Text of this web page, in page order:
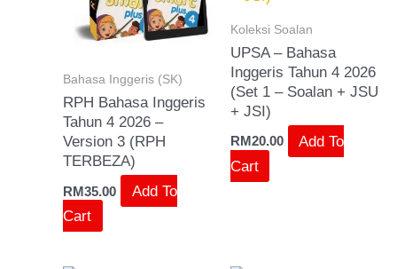
Bahasa Inggeris (SK)
RPH Bahasa Inggeris
Tahun 4 2026 –
Version 3 (RPH
TERBEZA)
RM35.00
Add To
Cart
Koleksi Soalan
UPSA – Bahasa
Inggeris Tahun 4 2026
(Set 1 – Soalan + JSU
+ JSI)
RM20.00
Add To
Cart